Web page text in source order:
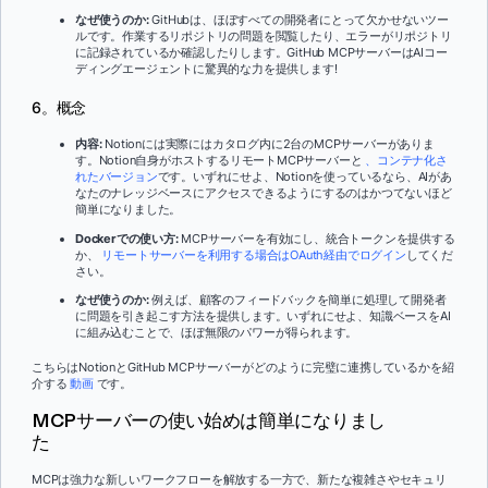
なぜ使うのか:GitHubは、ほぼすべての開発者にとって欠かせないツー
ルです。作業するリポジトリの問題を閲覧したり、エラーがリポジトリ
に記録されているか確認したりします。GitHub MCPサーバーはAIコー
ディングエージェントに驚異的な力を提供します!
6。概念
内容:Notionには実際にはカタログ内に2台のMCPサーバーがありま
す。Notion自身がホストするリモートMCPサーバーと 、コンテナ化さ
れたバージョンです。いずれにせよ、Notionを使っているなら、AIがあ
なたのナレッジベースにアクセスできるようにするのはかつてないほど
簡単になりました。
Dockerでの使い方:MCPサーバーを有効にし、統合トークンを提供する
か、
リモートサーバーを利用する場合はOAuth経由でログイン してくだ
さい。
なぜ使うのか:例えば、顧客のフィードバックを簡単に処理して開発者
に問題を引き起こす方法を提供します。いずれにせよ、知識ベースをAI
に組み込むことで、ほぼ無限のパワーが得られます。
こちらはNotionとGitHub MCPサーバーがどのように完璧に連携しているかを紹
介する動画です。
MCPサーバーの使い始めは簡単になりまし
た
MCPは強力な新しいワークフローを解放する一方で、新たな複雑さやセキュリ